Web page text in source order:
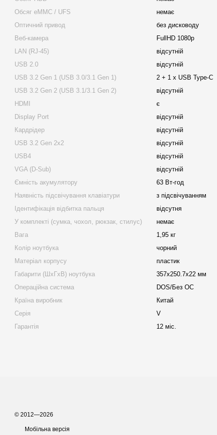
Обсяг eMMC / UFS
немає
Оптичний привод
без дисководу
Веб-камера
FullHD 1080p
LAN (RJ-45)
відсутній
USB 2.0
відсутній
USB 3.2 Gen 1 (USB 3.0/3.1 Gen 1)
2 + 1 x USB Type-C
USB 3.2 Gen 2 (USB 3.1/3.1 Gen 2)
відсутній
HDMI
є
Display Port
відсутній
Кардрідер
відсутній
USB 3.2 Gen 2x2
відсутній
USB4
відсутній
VGA (D-Sub)
відсутній
Ємність акумулятору
63 Вт-год
Наявність підсвічування клавіатури
з підсвічуванням
Ідентифікація відбитка пальця
відсутня
У комплекті (сумка, чохол, рюкзак, стилус)
немає
Вага
1,95 кг
Колір ноутбука
чорний
Матеріал корпусу
пластик
Габарити (ШхГхВ) ноутбука
357х250.7х22 мм
Операційна система
DOS/Без ОС
Країна виробник
Китай
Серія
V
Гарантія
12 міс.
© 2012—2026
Мобільна версія